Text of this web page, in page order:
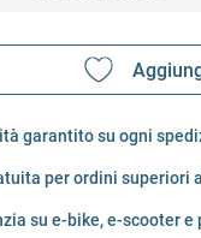
garantito su ogni
per ordini superiori
su e-bike, e-scooter